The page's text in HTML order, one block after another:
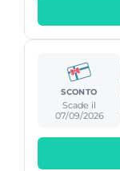
SCONTO
Scade il
07/09/2026